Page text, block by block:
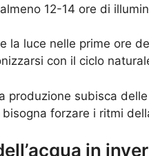
12-14 ore di
la luce nelle prime ore
con il ciclo
produzione subisca delle
forzare i ritmi
in